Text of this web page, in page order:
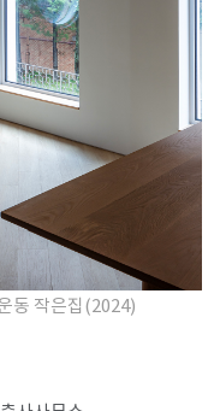
동 작은집(2024)